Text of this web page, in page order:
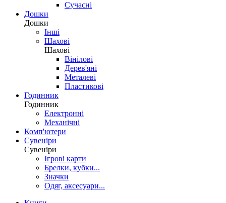
Сучасні
Дошки
Дошки
Інші
Шахові
Шахові
Вінілові
Дерев'яні
Металеві
Пластикові
Годинник
Годинник
Електронні
Механічні
Комп'ютери
Сувеніри
Сувеніри
Ігрові карти
Брелки, кубки...
Значки
Одяг, аксесуари...